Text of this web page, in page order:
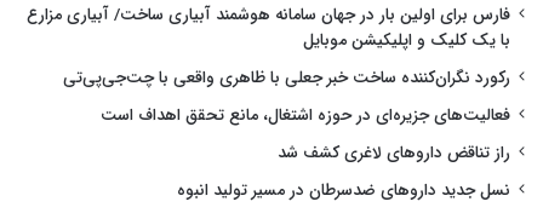
فارس برای اولین بار در جهان سامانه هوشمند آبیاری ساخت/ آبیاری مزارع
با یک کلیک و اپلیکیشن موبایل
رکورد نگران‌کننده ساخت خبر جعلی با ظاهری واقعی با چت‌جی‌پی‌تی
فعالیت‌های جزیره‌ای در حوزه اشتغال، مانع تحقق اهداف است
راز تناقض داروهای لاغری کشف شد
نسل جدید داروهای ضدسرطان در مسیر تولید انبوه